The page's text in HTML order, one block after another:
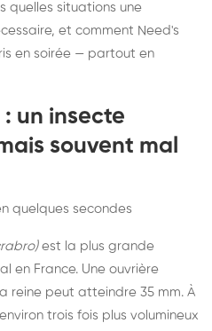
quelles situations une
et comment Need's
en soirée — partout en
: un insecte
souvent mal
quelques secondes
est la plus grande
en France. Une ouvrière
reine peut atteindre 35 mm. À
trois fois plus volumineux